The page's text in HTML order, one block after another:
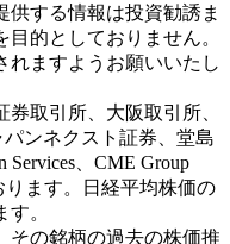
供する情報は投資勧誘ま
的としておりません。
れますようお願いいたし
取引所、大阪取引所、
ンネクスト証券、堂島
Services、CME Group
ます。日経平均株価の
。
その銘柄の過去の株価推